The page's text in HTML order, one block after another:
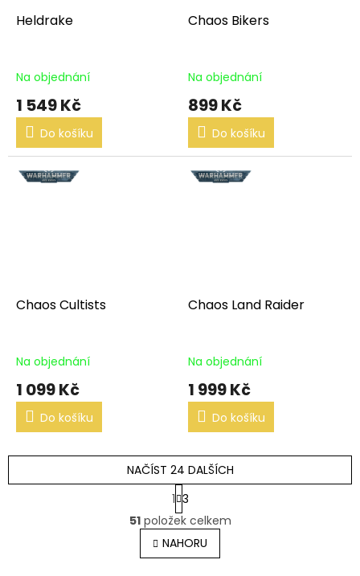
Heldrake
Na objednání
1 549 Kč
Do košíku
Chaos Bikers
Na objednání
899 Kč
Do košíku
Chaos Cultists
Na objednání
1 099 Kč
Do košíku
Chaos Land Raider
Na objednání
1 999 Kč
Do košíku
O
v
l
á
NAČÍST 24 DALŠÍCH
S
t
r
á
n
k
1 3
51položek celkem
NAHORU